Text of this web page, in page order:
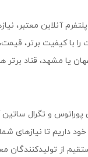
آنلاین معتبر،
با کیفیت برتر،
یا مشهد، قناد برتر
و تگرال ساتین
و داخلی را در انبارهای خود
از تولیدکنندگان